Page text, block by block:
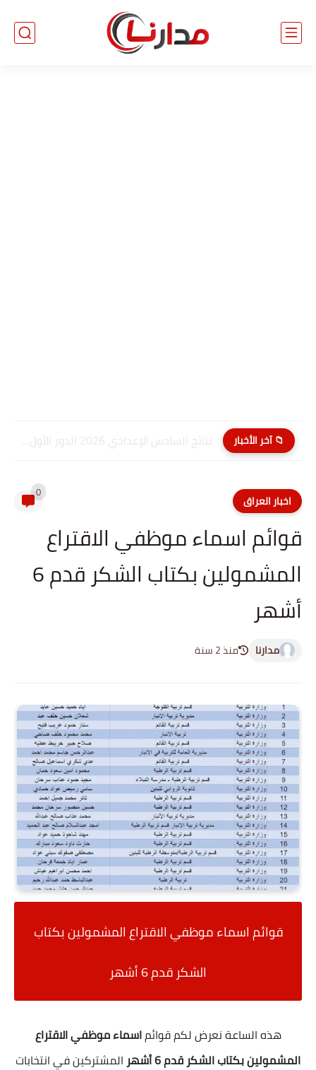
📁 آخر الأخبار
اخبار العراق 0
قوائم اسماء موظفي الاقتراع
المشمولين بكتاب الشكر قدم 6
أشهر
مدارنا منذ 2 سنة
قوائم اسماء موظفي الاقتراع المشمولين بكتاب
الشكر قدم 6 أشهر
هذه الساعة نعرض لكم قوائماسماء موظفي الاقتراع
المشمولين بكتاب الشكر قدم 6 أشهر
المشتركين في انتخابات